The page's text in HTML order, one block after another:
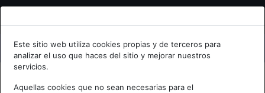
Bienvenid@ a psiquiatria.com
Escribe tu Email
Este sitio web utiliza cookies propias y de terceros para
analizar el uso que haces del sitio y mejorar nuestros
servicios.
Aquellas cookies que no sean necesarias para el